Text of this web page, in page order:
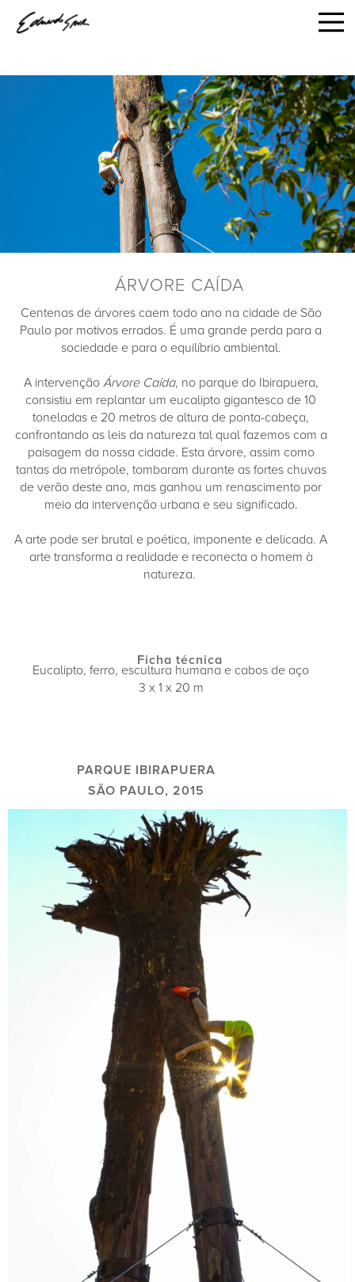
ÁRVORE CAÍDA
Centenas de árvores caem todo ano na cidade de São
Paulo por motivos errados. É uma grande perda para a
sociedade e para o equilíbrio ambiental.
A intervenção Árvore Caída, no parque do Ibirapuera,
consistiu em replantar um eucalipto gigantesco de 10
toneladas e 20 metros de altura de ponta-cabeça,
confrontando as leis da natureza tal qual fazemos com a
paisagem da nossa cidade. Esta árvore, assim como
tantas da metrópole, tombaram durante as fortes chuvas
de verão deste ano, mas ganhou um renascimento por
meio da intervenção urbana e seu significado.
A arte pode ser brutal e poética, imponente e delicada. A
arte transforma a realidade e reconecta o homem à
natureza.
Ficha técnica
Eucalipto, ferro, escultura humana e cabos de aço
3 x 1 x 20 m
PARQUE IBIRAPUERA
SÃO PAULO, 2015